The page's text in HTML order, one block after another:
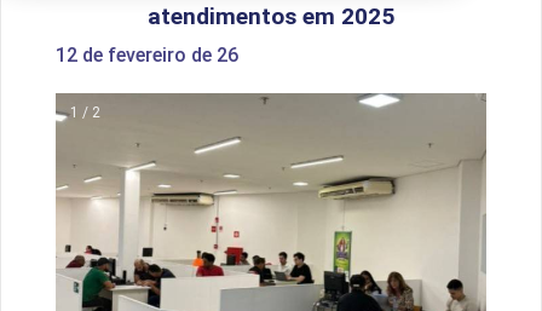
atendimentos em 2025
12 de fevereiro de 26
1 / 2